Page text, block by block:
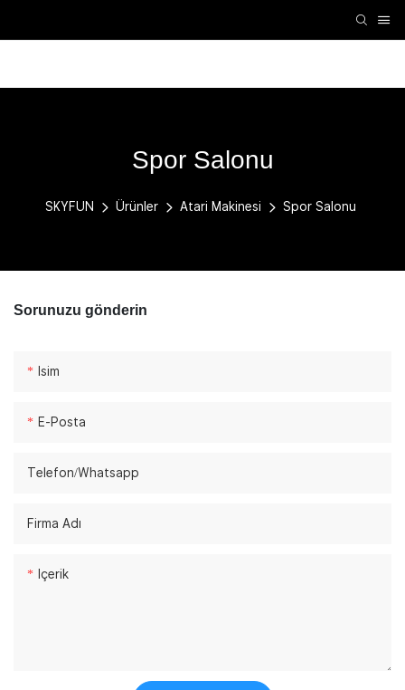
Spor Salonu
SKYFUN Ürünler Atari Makinesi Spor Salonu
Sorunuzu gönderin
Isim
E-Posta
Telefon/whatsapp
Firma Adı
Içerik